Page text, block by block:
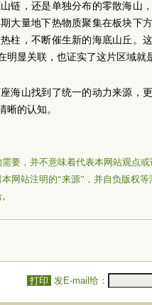
链，还是单独分布的零散海山
大量地下热物质聚集在板块下
柱，不断催生新的海底山丘。
显关联，也证实了这片区域就
海山找到了统一的动力来源，
晰的认知。
要，并不意味着代表本网站观点
网站注明的“来源”，并自负版权
打印 发E-mail给：